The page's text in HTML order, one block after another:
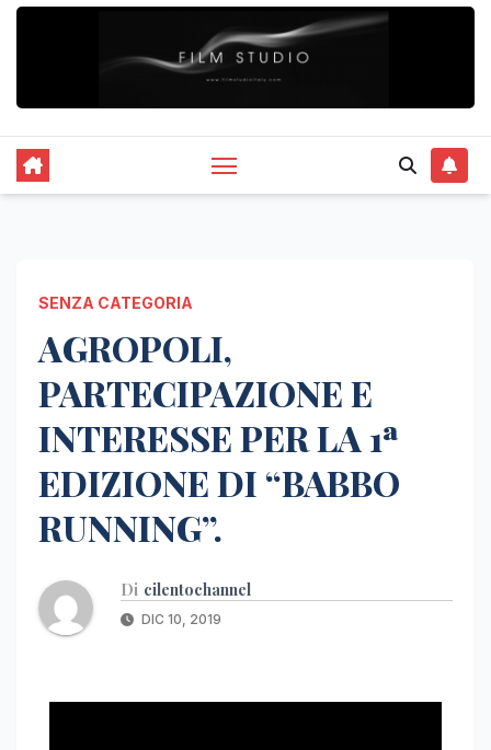
SENZA CATEGORIA
AGROPOLI,
PARTECIPAZIONE E
INTERESSE PER LA 1ª
EDIZIONE DI “BABBO
RUNNING”.
Di cilentochannel
DIC 10, 2019